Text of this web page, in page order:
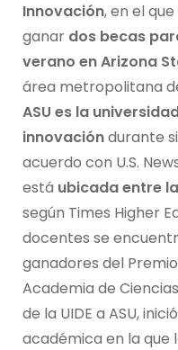
Innovación, en el
ganar dos becas
verano en Arizona
área metropolitana
ASU es la
innovacióndurante
acuerdo con U.S.
está ubicada entre
según Times Higher
docentes se
ganadores del
Academia de
de la UIDE a ASU,
académica en la que